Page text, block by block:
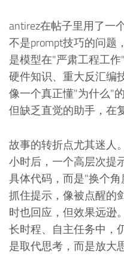
antirez在帖子里用了一
不是prompt技巧的问题
是模型在"严肃工程工
硬件知识、重大反汇编
像一个真正懂"为什么"
但缺乏直觉的助手，在
故事的转折点尤其迷人
小时后，一个高层次
具体代码，而是"换个
抓住提示，像被点醒的
时也回应，但效果远逊
长时程、自主任务中，
是取代思考，而是放大